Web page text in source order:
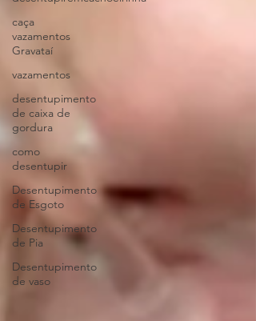
caça
vazamentos
Gravataí
vazamentos
desentupimento
de caixa de
gordura
como
desentupir
Desentupimento
de Esgoto
Desentupimento
de Pia
Desentupimento
de vaso